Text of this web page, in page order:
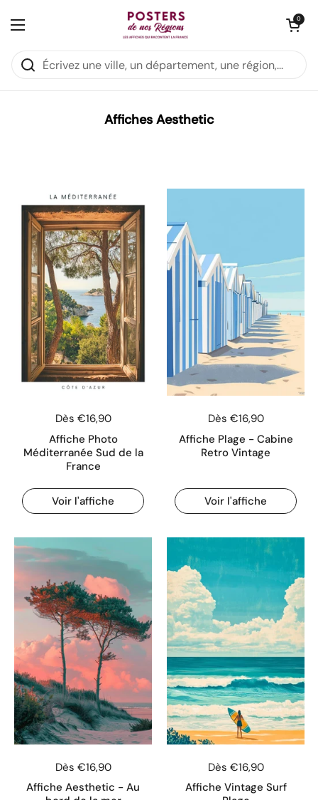
: 19 : 25 : 08
DAYS HRS MIN SEC
2ème affiche -50%
Ouvrir le menu
Ouvrir le
0
Affiches Aesthetic
Dès €16,90
Affiche Photo
Méditerranée Sud de la
France
Voir l'affiche
Dès €16,90
Affiche Plage - Cabine
Retro Vintage
Voir l'affiche
Dès €16,90
Affiche Aesthetic - Au
Dès €16,90
Affiche Vintage Surf